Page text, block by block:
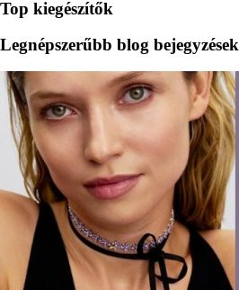
Top kiegészítők
Legnépszerűbb blog bejegyzések